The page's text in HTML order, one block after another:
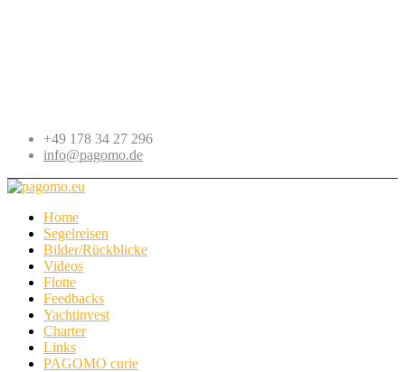
+49 178 34 27 296
info@pagomo.de
Home
Segelreisen
Bilder/Rückblicke
Videos
Flotte
Feedbacks
Yachtinvest
Charter
Links
PAGOMO curie